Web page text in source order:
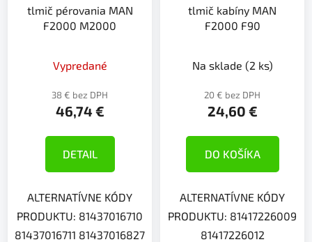
tlmič pérovania MAN
F2000 M2000
Vypredané
38 € bez DPH
46,74 €
DETAIL
ALTERNATÍVNE KÓDY
PRODUKTU: 81437016710
81437016711 81437016827
tlmič kabíny MAN
F2000 F90
Na sklade (2 ks)
20 € bez DPH
24,60 €
DO KOŠÍKA
ALTERNATÍVNE KÓDY
PRODUKTU: 81417226009
81417226012